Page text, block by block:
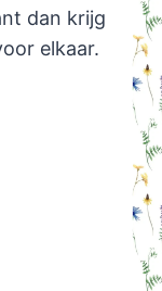
dan krijg
elkaar.